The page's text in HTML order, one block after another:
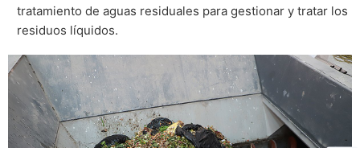
tratamiento de aguas residuales para gestionar y tratar los
residuos líquidos.